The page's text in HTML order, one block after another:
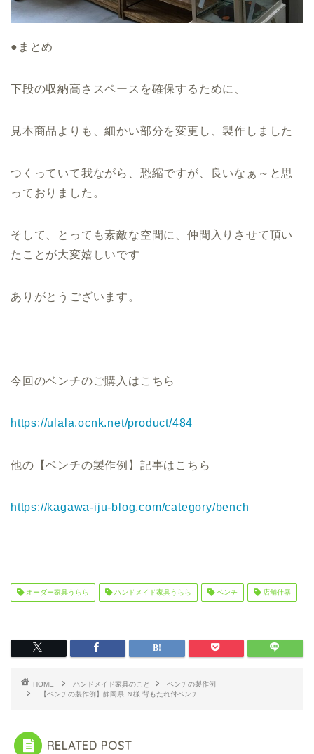
●まとめ
下段の収納高さスペースを確保するために、
見本商品よりも、細かい部分を変更し、製作しました
つくっていて我ながら、恐縮ですが、良いなぁ～と思
っておりました。
そして、とっても素敵な空間に、仲間入りさせて頂い
たことが大変嬉しいです
ありがとうございます。
今回のベンチのご購入はこちら
https://ulala.ocnk.net/product/484
他の【ベンチの製作例】記事はこちら
https://kagawa-iju-blog.com/category/bench
オーダー家具うらら ハンドメイド家具うらら ベンチ 店舗什器
HOME ハンドメイド家具のこと
ベンチの製作例
【ベンチの製作例】静岡県 Ｎ様 背もたれ付ベンチ
RELATED POST